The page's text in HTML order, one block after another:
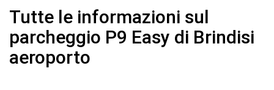
Tutte le informazioni sul
parcheggio P9 Easy di Brindisi
aeroporto